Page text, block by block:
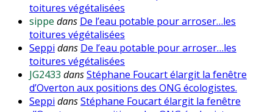
toitures végétalisées
sippe dans De l’eau potable pour arroser…les
toitures végétalisées
Seppi dans De l’eau potable pour arroser…les
toitures végétalisées
JG2433 dansStéphane Foucart élargit la fenêtre
d’Overton aux positions des ONG écologistes.
Seppi dansStéphane Foucart élargit la fenêtre